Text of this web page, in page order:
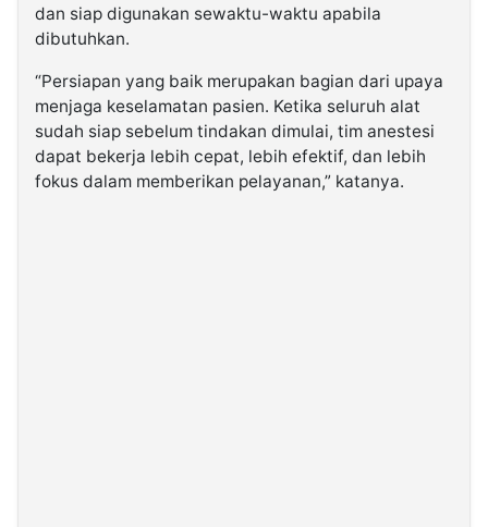
dan siap digunakan sewaktu-waktu apabila
dibutuhkan.
“Persiapan yang baik merupakan bagian dari upaya
menjaga keselamatan pasien. Ketika seluruh alat
sudah siap sebelum tindakan dimulai, tim anestesi
dapat bekerja lebih cepat, lebih efektif, dan lebih
fokus dalam memberikan pelayanan,” katanya.